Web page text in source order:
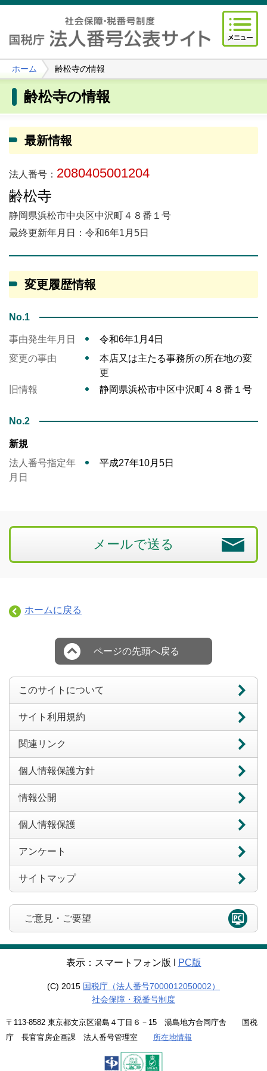
ホーム 齢松寺の情報
齢松寺の情報
最新情報
法人番号： 2080405001204
齢松寺
静岡県浜松市中央区中沢町４８番１号
最終更新年月日：令和6年1月5日
変更履歴情報
No.1
事由発生年月日
令和6年1月4日
変更の事由
本店又は主たる事務所の所在地の変
更
旧情報
静岡県浜松市中区中沢町４８番１号
No.2
新規
法人番号指定年
月日
平成27年10月5日
メールで送る
ホームに戻る
ページの先頭へ戻る
このサイトについて
サイト利用規約
関連リンク
個人情報保護方針
情報公開
個人情報保護
アンケート
サイトマップ
ご意見・ご要望
表示：スマートフォン版 Ι PC版
(C) 2015 国税庁（法人番号7000012050002）
社会保障・税番号制度
〒113-8582 東京都文京区湯島４丁目６－15 湯島地方合同庁舎 国税
庁 長官官房企画課 法人番号管理室 所在地情報